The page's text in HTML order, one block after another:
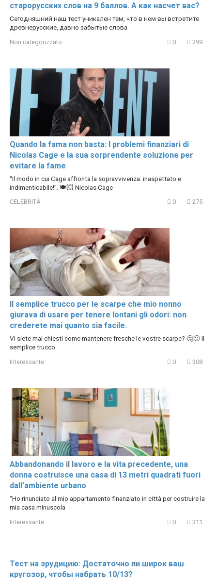
старорусских слов на 9 баллов. А как насчет вас?
Сегодняшний наш тест уникален тем, что в нем вы встретите
древнерусские, давно забытые слова
Non categorizzato 0 399
Quando la fama non basta: I problemi finanziari di
Nicolas Cage e la sua sorprendente soluzione per
evitare la fame
“Il modo in cui Cage affronta la sopravvivenza: inaspettato e
indimenticabile!”. 🍽💥 Nicolas Cage
CELEBRITÀ 0 275
Il semplice trucco per le scarpe che mio nonno
giurava di usare per tenere lontani gli odori: non
crederete mai quanto sia facile.
Vi siete mai chiesti come mantenere fresche le vostre scarpe? 🤔😕 Il
semplice trucco
Interessante 0 308
Abbandonando il lavoro e la vita precedente, una
donna costruisce una casa di 13 metri quadrati fuori
dall’ambiente urbano
“Ho rinunciato al mio appartamento finanziato in città per costruire la
mia casa minuscola
Interessante 0 311
Тест на эрудицию: Достаточно ли широк ваш
кругозор, чтобы набрать 10/13?